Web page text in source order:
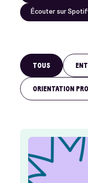
Écouter sur
TOUS
ORIENTATION PRO